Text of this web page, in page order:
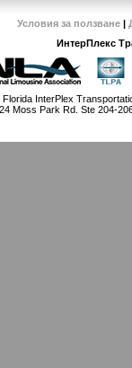
Условия за ползване|
ИнтерПлекс
InterPlex
Moss Park Rd. Ste 204-